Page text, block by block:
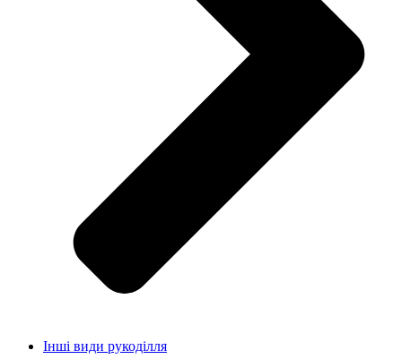
Інші види рукоділля